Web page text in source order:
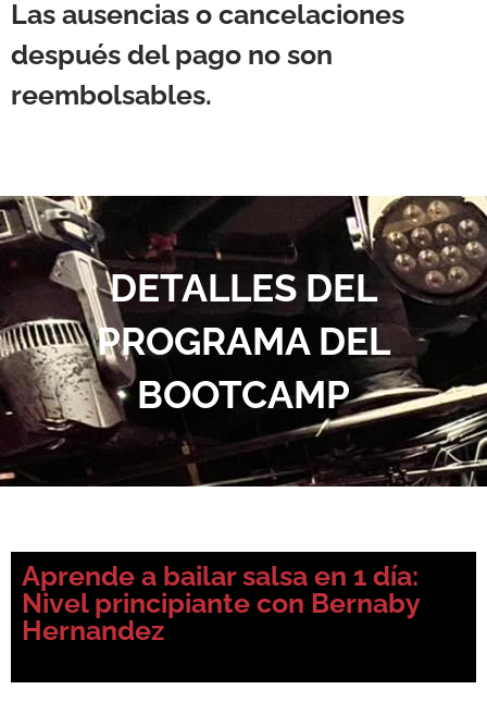
Las ausencias o cancelaciones
después del pago no son
reembolsables.
DETALLES DEL
PROGRAMA DEL
BOOTCAMP
Aprende a bailar salsa en 1 día:
Nivel principiante con Bernaby
Hernandez